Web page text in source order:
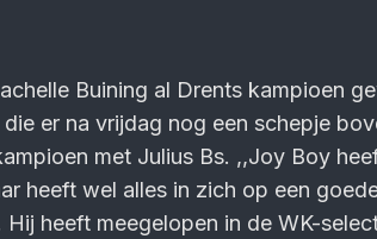
Buining al Drents kampioen
er na vrijdag nog een schepje
met Julius Bs. ,,Joy Boy
heeft wel alles in zich op een
Hij heeft meegelopen in de WK-